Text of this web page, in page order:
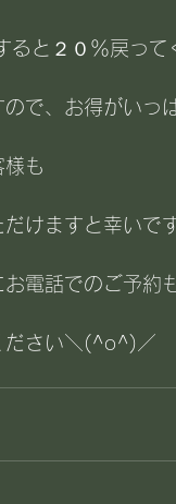
ると２０％戻って
ので、お得がいっ
も
けますと幸いで
電話でのご予約
ださい＼(^o^)／